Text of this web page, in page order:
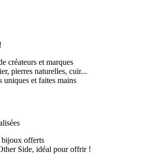
créateurs et marques
pierres naturelles, cuir...
uniques et faites mains
bijoux offerts
Side, idéal pour offrir !